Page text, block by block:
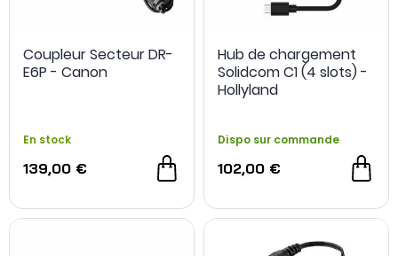
Coupleur Secteur DR-
E6P - Canon
En stock
139,00 €
Hub de chargement
Solidcom C1 (4 slots) -
Hollyland
Dispo sur commande
102,00 €